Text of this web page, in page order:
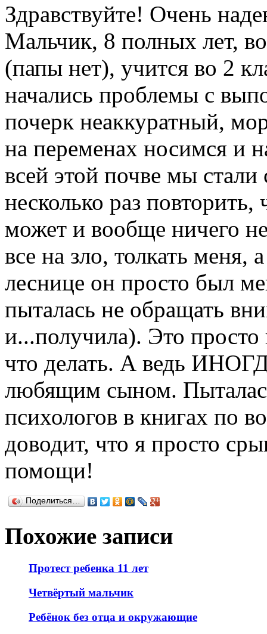
Здравствуйте! Очень
Мальчик, 8 полных лет,
(папы нет), учится во 2
начались проблемы с
почерк неаккуратный,
на переменах носимся и
всей этой почве мы стали
несколько раз
может и вообще ничего
все на зло, толкать меня,
леснице он просто был
пыталась не обращать
и...получила). Это
что делать. А ведь
любящим сыном.
психологов в книгах по
доводит, что я просто
помощи!
Поделиться…
Похожие записи
Протест ребенка 11 лет
Четвёртый мальчик
Ребёнок без отца и окружающие